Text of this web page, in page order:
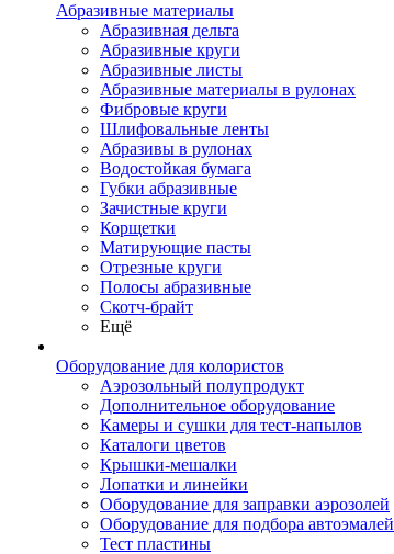
Абразивные материалы
Абразивная дельта
Абразивные круги
Абразивные листы
Абразивные материалы в рулонах
Фибровые круги
Шлифовальные ленты
Абразивы в рулонах
Водостойкая бумага
Губки абразивные
Зачистные круги
Корщетки
Матирующие пасты
Отрезные круги
Полосы абразивные
Скотч-брайт
Ещё
Оборудование для колористов
Аэрозольный полупродукт
Дополнительное оборудование
Камеры и сушки для тест-напылов
Каталоги цветов
Крышки-мешалки
Лопатки и линейки
Оборудование для заправки аэрозолей
Оборудование для подбора автоэмалей
Тест пластины